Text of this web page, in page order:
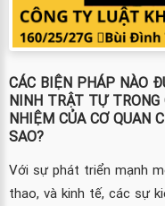
CÁC BIỆN PHÁP NÀO
NINH TRẬT TỰ TRONG
NHIỆM CỦA CƠ QUAN
SAO?
Với sự phát triển mạnh
thao, và kinh tế, các sự